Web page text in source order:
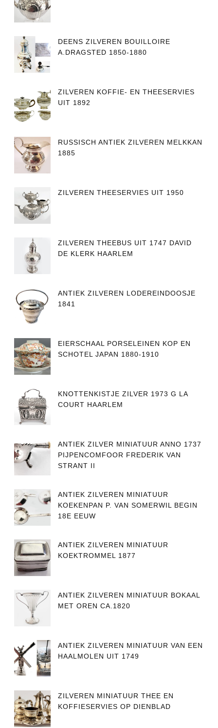
DEENS ZILVEREN BOUILLOIRE
A.DRAGSTED 1850-1880
ZILVEREN KOFFIE- EN THEESERVIES
UIT 1892
RUSSISCH ANTIEK ZILVEREN MELKKAN
1885
ZILVEREN THEESERVIES UIT 1950
ZILVEREN THEEBUS UIT 1747 DAVID
DE KLERK HAARLEM
ANTIEK ZILVEREN LODEREINDOOSJE
1841
EIERSCHAAL PORSELEINEN KOP EN
SCHOTEL JAPAN 1880-1910
KNOTTENKISTJE ZILVER 1973 G LA
COURT HAARLEM
ANTIEK ZILVER MINIATUUR ANNO 1737
PIJPENCOMFOOR FREDERIK VAN
STRANT II
ANTIEK ZILVEREN MINIATUUR
KOEKENPAN P. VAN SOMERWIL BEGIN
18E EEUW
ANTIEK ZILVEREN MINIATUUR
KOEKTROMMEL 1877
ANTIEK ZILVEREN MINIATUUR BOKAAL
MET OREN CA.1820
ANTIEK ZILVEREN MINIATUUR VAN EEN
HAALMOLEN UIT 1749
ZILVEREN MINIATUUR THEE EN
KOFFIESERVIES OP DIENBLAD